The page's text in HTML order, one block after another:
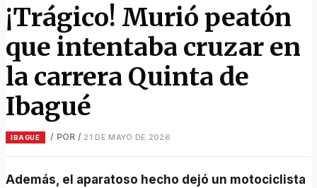
¡Trágico! Murió peatón
que intentaba cruzar en
la carrera Quinta de
Ibagué
IBAGUÉ / POR / 21 DE MAYO DE 2026
Además, el aparatoso hecho dejó un motociclista